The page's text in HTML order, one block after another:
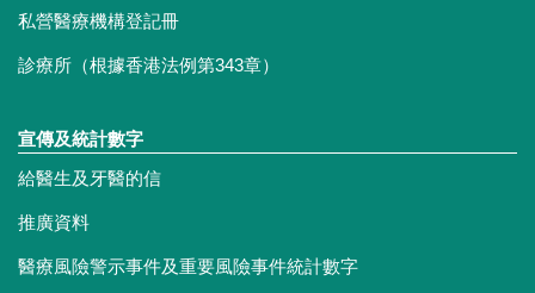
私營醫療機構登記冊
診療所（根據香港法例第343章）
宣傳及統計數字
給醫生及牙醫的信
推廣資料
醫療風險警示事件及重要風險事件統計數字